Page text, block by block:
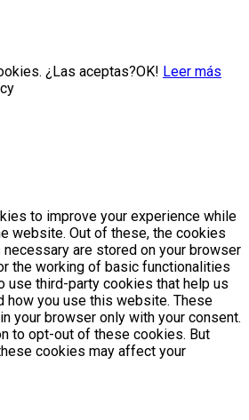
¿Las aceptas?OK! Leer más
to improve your experience while
website. Out of these, the cookies
are stored on your browser
the working of basic functionalities
use third-party cookies that help us
how you use this website. These
your browser only with your consent.
to opt-out of these cookies. But
cookies may affect your